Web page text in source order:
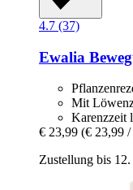
4.7 (37)
Ewalia
Mit
Karenzzeit
€ 23,99 (€ 23,99
Zustellung bis